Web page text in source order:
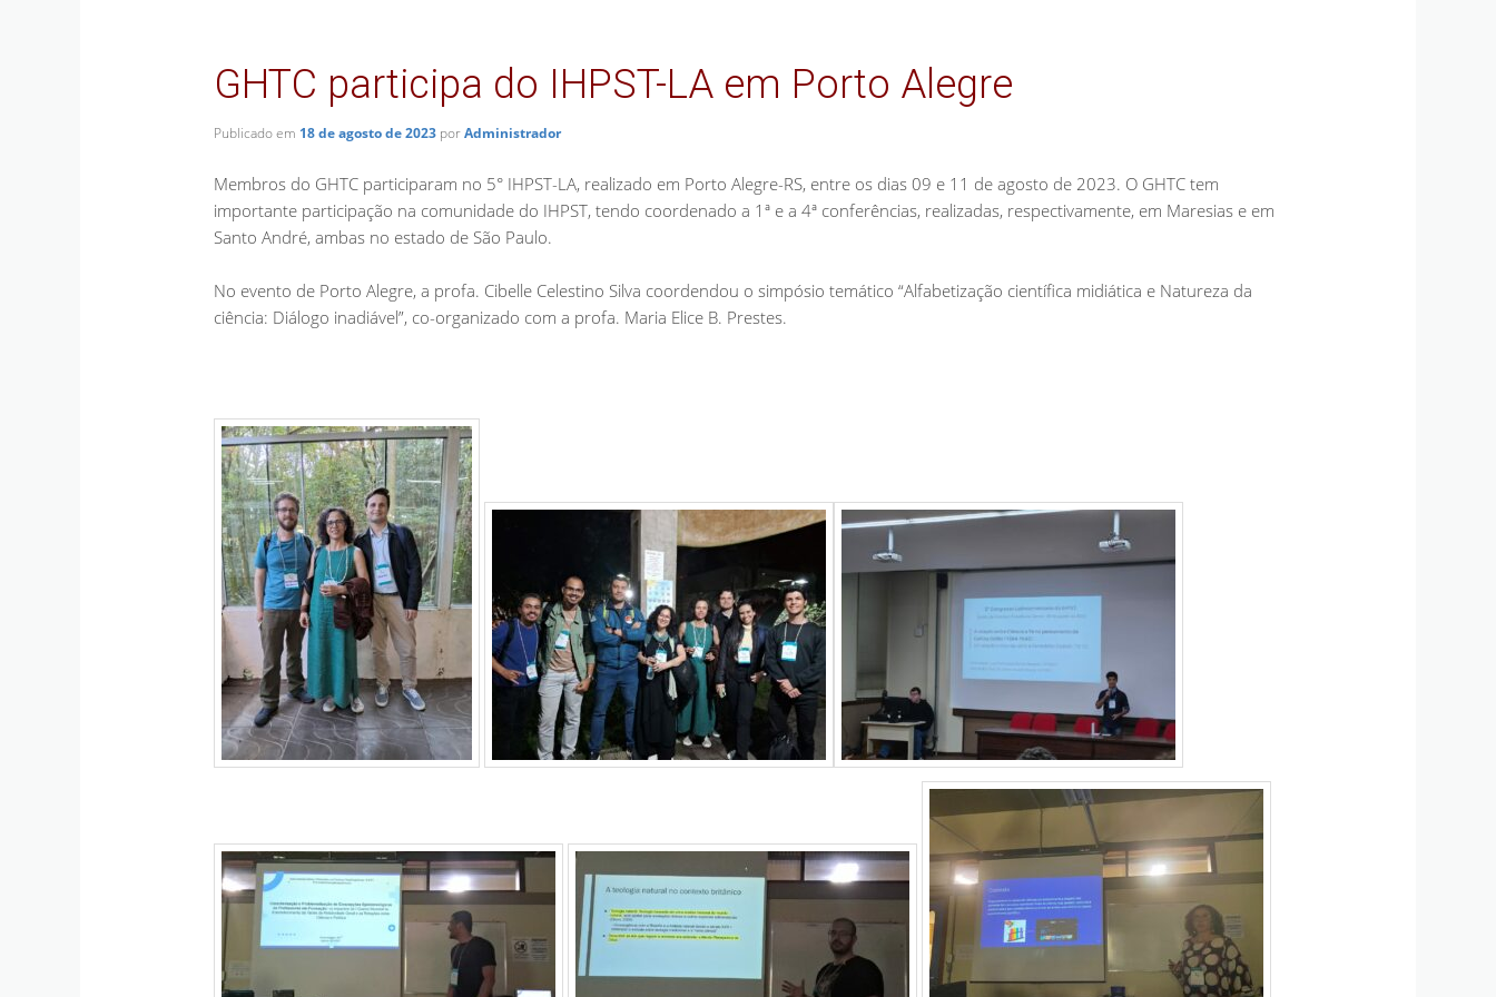
GHTC participa do IHPST-LA em Porto Alegre
Publicado em 18 de agosto de 2023 porAdministrador
Membros do GHTC participaram no 5° IHPST-LA, realizado em Porto Alegre-RS, entre os dias 09 e 11 de agosto de 2023. O GHTC tem
importante participação na comunidade do IHPST, tendo coordenado a 1ª e a 4ª conferências, realizadas, respectivamente, em Maresias e em
Santo André, ambas no estado de São Paulo.
No evento de Porto Alegre, a profa. Cibelle Celestino Silva coordendou o simpósio temático “Alfabetização científica midiática e Natureza da
ciência: Diálogo inadiável”, co-organizado com a profa. Maria Elice B. Prestes.